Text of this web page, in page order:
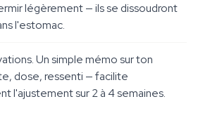
légèrement — ils se dissoudront
l'estomac.
Un simple mémo sur ton
dose, ressenti — facilite
l'ajustement sur 2 à 4 semaines.